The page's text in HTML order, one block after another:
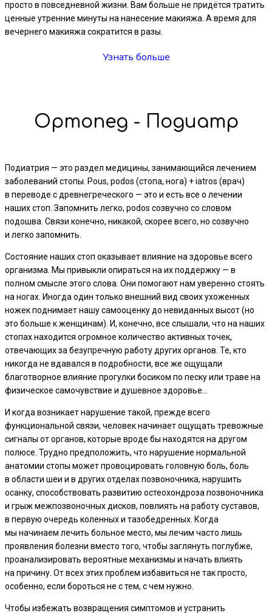
просто в повседневной жизни. Вам больше не придётся тратить
ценные утренние минуты на нанесение макияжа. А время для
вечернего макияжа сократится в разы.
Узнать больше
Ортопед - Подиатр
Подиатрия — это раздел медицины, занимающийся лечением
заболеваний стопы. Pous, podos (стопа, нога) + iatros (врач)
в переводе с древнегреческого — это и есть все о лечении
наших стоп. Запомнить легко, podos созвучно со словом
подошва. Связи конечно, никакой, скорее всего, но созвучно
и легко запомнить.
Состояние наших стоп оказывает влияние на здоровье всего
организма. Мы привыкли опираться на их поддержку — в
полном смысле этого слова. Они помогают нам уверенно стоять
на ногах. Иногда один только внешний вид своих ухоженных
ножек поднимает нашу самооценку до невиданных высот (но
это больше к женщинам). И, конечно, все слышали, что на наших
стопах находится огромное количество активных точек,
отвечающих за безупречную работу других органов. Те, кто
никогда не вдавался в подробности, все же ощущали
благотворное влияние прогулки босиком по песку или траве на
физическое самочувствие и душевное здоровье…
И когда возникает нарушение такой, прежде всего
функциональной связи, человек начинает ощущать тревожные
сигналы от органов, которые вроде бы находятся на другом
полюсе. Трудно предположить, что нарушение нормальной
анатомии стопы может провоцировать головную боль, боль
в области шеи и в других отделах позвоночника, нарушить
осанку, способствовать развитию остеохондроза позвоночника
и грыж межпозвоночных дисков, повлиять на работу суставов,
в первую очередь коленных и тазобедренных. Когда
мы начинаем лечить больное место, мы лечим часто лишь
проявления болезни вместо того, чтобы заглянуть поглубже,
проанализировать вероятные механизмы и начать влиять
на причину. От всех этих проблем избавиться не так просто,
особенно, если бороться не с тем, с чем нужно.
Чтобы избежать возвращения симптомов и устранить